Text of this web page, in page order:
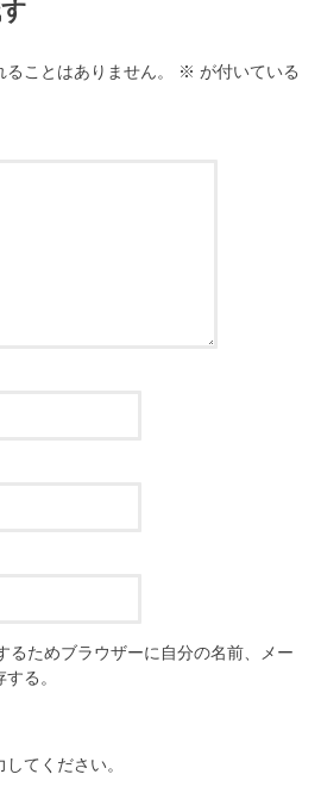
ことはありません。 ※ が付いている
るためブラウザーに自分の名前、メー
る。
てください。